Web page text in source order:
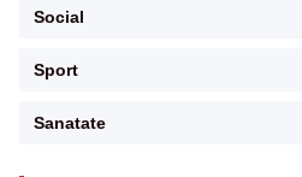
Social
Sport
Sanatate